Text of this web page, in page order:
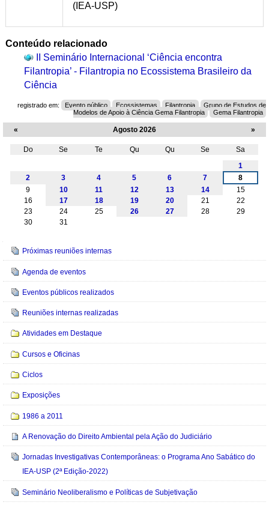
(IEA-USP)
Conteúdo relacionado
II Seminário Internacional ‘Ciência encontra
Filantropia’ - Filantropia no Ecossistema Brasileiro da
Ciência
registrado em: Evento público Ecossistemas Filantropia
Grupo de Estudos de
Modelos de Apoio à Ciência Gema Filantropia
Gema Filantropia
« Agosto 2026 »
Do Se Te Qu Qu Se
Sa
1
2
3 4 5 6 7
8
9
10 11 12 13 14
15
16
17 18 19 20 21
22
23
24 25 26 27 28
29
30
31
Navegação
Próximas reuniões internas
Agenda de eventos
Eventos públicos realizados
Reuniões internas realizadas
Atividades em Destaque
Cursos e Oficinas
Ciclos
Exposições
1986 a 2011
A Renovação do Direito Ambiental pela Ação do Judiciário
Jornadas Investigativas Contemporâneas: o Programa Ano Sabático do
IEA-USP (2ª Edição-2022)
Seminário Neoliberalismo e Políticas de Subjetivação